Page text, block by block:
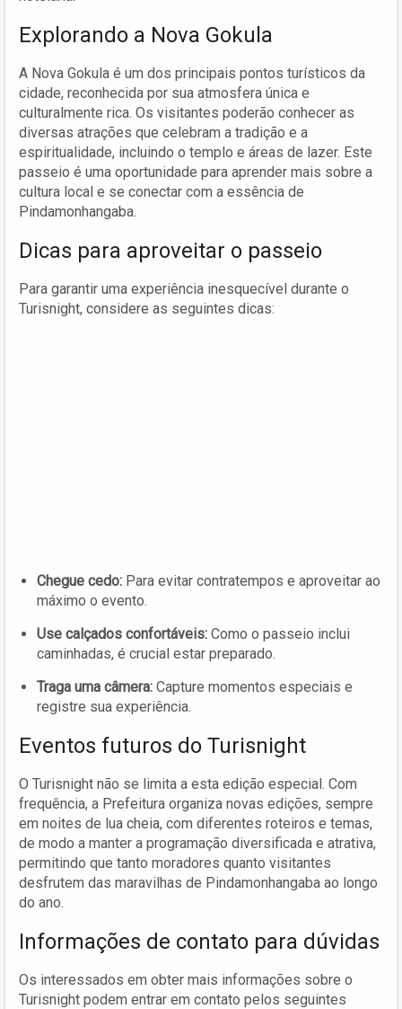
Explorando a Nova Gokula
A Nova Gokula é um dos principais pontos turísticos da
cidade, reconhecida por sua atmosfera única e
culturalmente rica. Os visitantes poderão conhecer as
diversas atrações que celebram a tradição e a
espiritualidade, incluindo o templo e áreas de lazer. Este
passeio é uma oportunidade para aprender mais sobre a
cultura local e se conectar com a essência de
Pindamonhangaba.
Dicas para aproveitar o passeio
Para garantir uma experiência inesquecível durante o
Turisnight, considere as seguintes dicas:
Chegue cedo: Para evitar contratempos e aproveitar ao
máximo o evento.
Use calçados confortáveis: Como o passeio inclui
caminhadas, é crucial estar preparado.
Traga uma câmera: Capture momentos especiais e
registre sua experiência.
Eventos futuros do Turisnight
O Turisnight não se limita a esta edição especial. Com
frequência, a Prefeitura organiza novas edições, sempre
em noites de lua cheia, com diferentes roteiros e temas,
de modo a manter a programação diversificada e atrativa,
permitindo que tanto moradores quanto visitantes
desfrutem das maravilhas de Pindamonhangaba ao longo
do ano.
Informações de contato para dúvidas
Os interessados em obter mais informações sobre o
Turisnight podem entrar em contato pelos seguintes